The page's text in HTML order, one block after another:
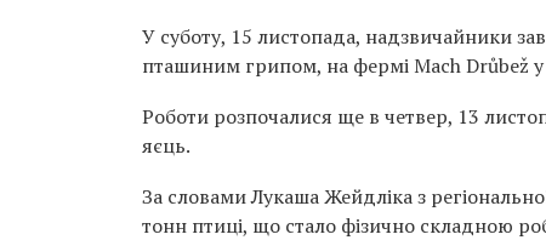
У суботу, 15 листопада, надзвичайники
пташиним грипом, на фермі Mach Drůbež у
Роботи розпочалися ще в четвер, 13
яєць.
За словами Лукаша Жейдліка з
тонн птиці, що стало фізично складною